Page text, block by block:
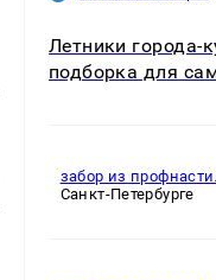
Летники города-
подборка для
забор из
Санкт-Петербурге